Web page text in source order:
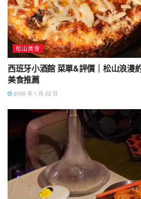
松山美食
西班牙小酒館 菜單&評價｜松山浪漫
美食推薦
2026 年 1 月 22 日